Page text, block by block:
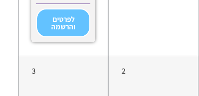
לפרטים
והרשמה
2
3